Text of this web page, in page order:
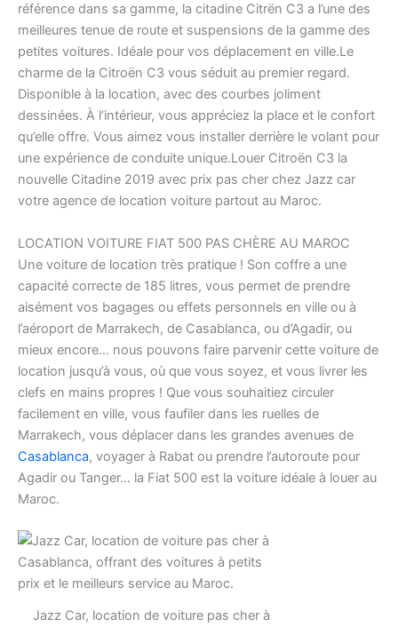
référence dans sa gamme, la citadine Citrën C3 a l’une des
meilleures tenue de route et suspensions de la gamme des
petites voitures. Idéale pour vos déplacement en ville.Le
charme de la Citroën C3 vous séduit au premier regard.
Disponible à la location, avec des courbes joliment
dessinées. À l’intérieur, vous appréciez la place et le confort
qu’elle offre. Vous aimez vous installer derrière le volant pour
une expérience de conduite unique.Louer Citroën C3 la
nouvelle Citadine 2019 avec prix pas cher chez Jazz car
votre agence de location voiture partout au Maroc.
LOCATION VOITURE FIAT 500 PAS CHÈRE AU MAROC
Une voiture de location très pratique ! Son coffre a une
capacité correcte de 185 litres, vous permet de prendre
aisément vos bagages ou effets personnels en ville ou à
l’aéroport de Marrakech, de Casablanca, ou d’Agadir, ou
mieux encore… nous pouvons faire parvenir cette voiture de
location jusqu’à vous, où que vous soyez, et vous livrer les
clefs en mains propres ! Que vous souhaitiez circuler
facilement en ville, vous faufiler dans les ruelles de
Marrakech, vous déplacer dans les grandes avenues de
Casablanca, voyager à Rabat ou prendre l’autoroute pour
Agadir ou Tanger… la Fiat 500 est la voiture idéale à louer au
Maroc.
Jazz Car, location de voiture pas cher à